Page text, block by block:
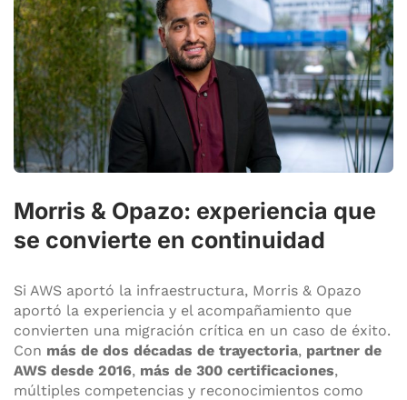
Morris & Opazo: experiencia que
se convierte en continuidad
Si AWS aportó la infraestructura, Morris & Opazo
aportó la experiencia y el acompañamiento que
convierten una migración crítica en un caso de éxito.
Con más de dos décadas de trayectoria, partner de
AWS desde 2016, más de 300 certificaciones,
múltiples competencias y reconocimientos como